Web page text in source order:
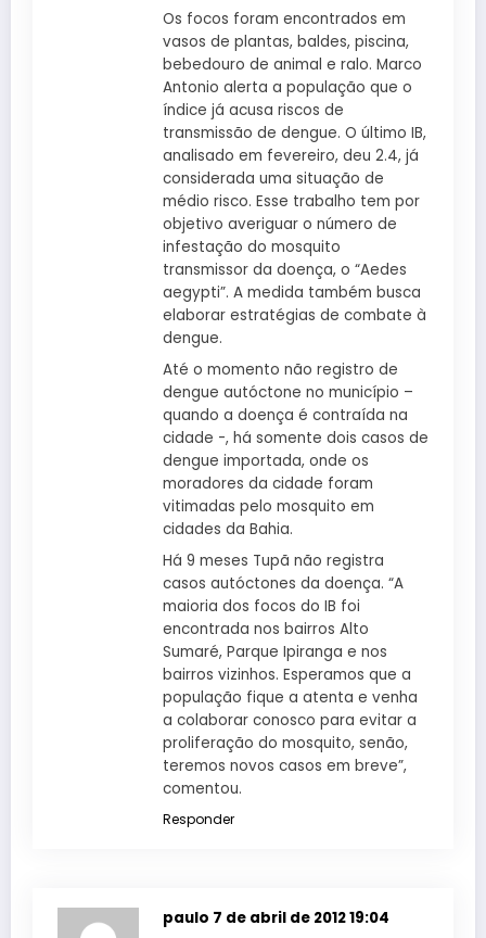
Os focos foram encontrados em
vasos de plantas, baldes, piscina,
bebedouro de animal e ralo. Marco
Antonio alerta a população que o
índice já acusa riscos de
transmissão de dengue. O último IB,
analisado em fevereiro, deu 2.4, já
considerada uma situação de
médio risco. Esse trabalho tem por
objetivo averiguar o número de
infestação do mosquito
transmissor da doença, o “Aedes
aegypti”. A medida também busca
elaborar estratégias de combate à
dengue.
Até o momento não registro de
dengue autóctone no município –
quando a doença é contraída na
cidade -, há somente dois casos de
dengue importada, onde os
moradores da cidade foram
vitimadas pelo mosquito em
cidades da Bahia.
Há 9 meses Tupã não registra
casos autóctones da doença. “A
maioria dos focos do IB foi
encontrada nos bairros Alto
Sumaré, Parque Ipiranga e nos
bairros vizinhos. Esperamos que a
população fique a atenta e venha
a colaborar conosco para evitar a
proliferação do mosquito, senão,
teremos novos casos em breve”,
comentou.
Responder
paulo 7 de abril de 2012 19:04